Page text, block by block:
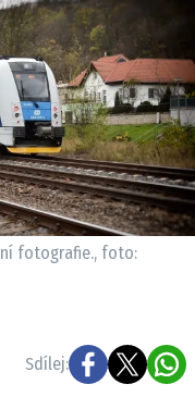
video?
fotografie., foto:
Sdílej: